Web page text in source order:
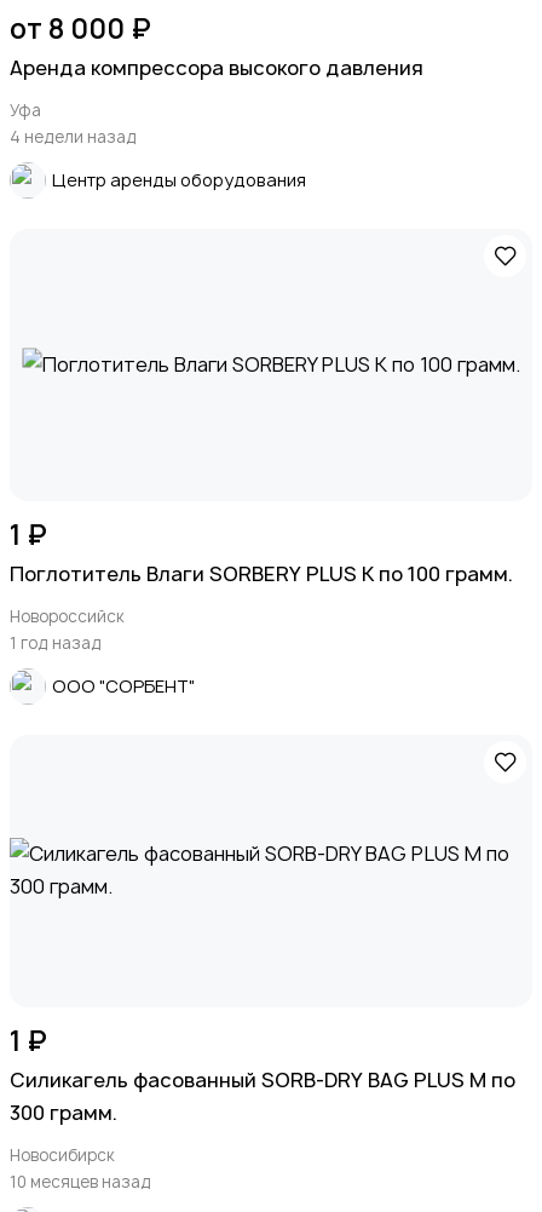
от 8 000 ₽
Аренда компрессора высокого давления
Уфа
4 недели назад
Центр аренды оборудования
1 ₽
Поглотитель Влаги SORBERY PLUS K по 100 грамм.
Новороссийск
1 год назад
ООО "СОРБЕНТ"
1 ₽
Силикагель фасованный SORB-DRY BAG PLUS M по
300 грамм.
Новосибирск
10 месяцев назад